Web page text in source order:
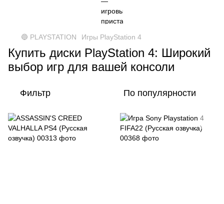
🔵 PLAYSTATION Игры PlayStation 4
Купить диски PlayStation 4: Широкий
выбор игр для вашей консоли
Фильтр По популярности